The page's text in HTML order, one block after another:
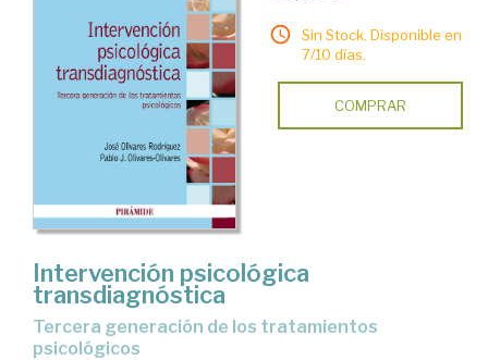
Sin Stock. Disponible en
7/10 días.
COMPRAR
Intervención psicológica
transdiagnóstica
Tercera generación de los tratamientos
psicológicos